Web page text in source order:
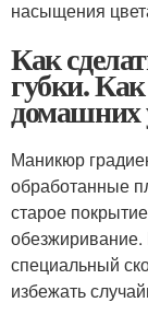
насыщения
Как
губки.
домашних
Маникюр
обработанные
старое
обезжиривание.
специальный
избежать